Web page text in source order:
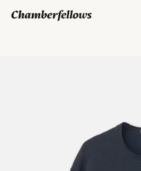
オンラインストア